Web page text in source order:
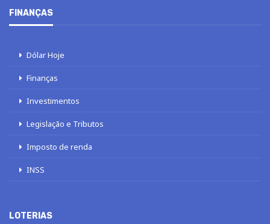
FINANÇAS
Dólar Hoje
Finanças
Investimentos
Legislação e Tributos
Imposto de renda
INSS
LOTERIAS